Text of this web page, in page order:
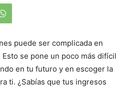
puede ser complicada en
se pone un poco más difícil
en tu futuro y en escoger la
ti. ¿Sabías que tus ingresos